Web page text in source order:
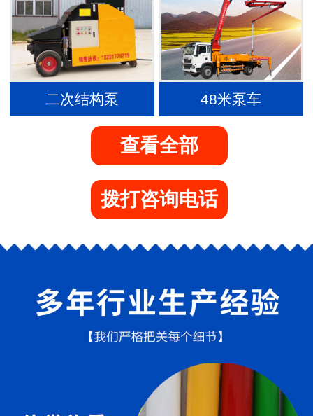
二次结构泵 48米泵车
查看全部
拨打咨询电话